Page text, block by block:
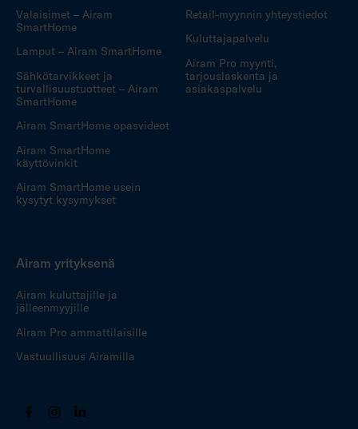
Valaisimet – Airam
SmartHome
Lamput – Airam SmartHome
Sähkötarvikkeet ja
turvallisuustuotteet – Airam
SmartHome
Airam SmartHome opasvideot
Airam SmartHome
käyttövinkit
Airam SmartHome usein
kysytyt kysymykset
Retail-myynnin yhteystiedot
Kuluttajapalvelu
Airam Pro myynti,
tarjouslaskenta ja
asiakaspalvelu
Airam yrityksenä
Airam kuluttajille ja
jälleenmyyjille
Airam Pro ammattilaisille
Vastuullisuus Airamilla